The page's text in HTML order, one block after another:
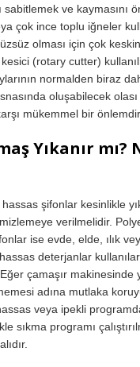
sabitlemek ve kaymasını
çok ince toplu iğneler
olması için çok
(rotary cutter)
normalden biraz
oluşabilecek
mükemmel bir
Yıkanır mı?
şifonlar kesinlikle
verilmelidir.
ise evde, elde, ılık
deterjanlar
çamaşır makinesinde
adına mutlaka
veya ipekli
sıkma programı